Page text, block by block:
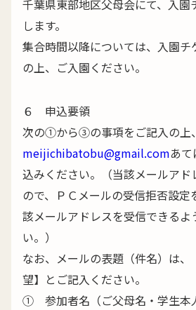
千葉県東部地区父母会にて、入園
します。
集合時間以降については、入園チ
の上、ご入園ください。
６ 申込要領
次の①から③の事項をご記入の上、
meijichibatobu@gmail.comあ
込みください。（当該メールアド
ので、ＰＣメールの受信拒否設定
該メールアドレスを受信できるよ
い。）
なお、メールの表題（件名）は、
望】とご記入ください。
① 参加者名（ご父母名・学生本